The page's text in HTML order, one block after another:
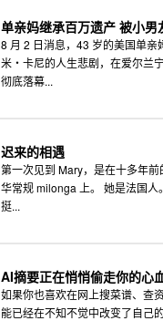
单亲妈继承百万遗产 被小男
8 月 2 日消息，43 岁的美国单亲
米・卡尼的人生悲剧，在爱尔兰
彻底落幕...
迟来的相遇
第一次见到 Mary，是在十多年前
华常规 milonga 上。 她是法国人
挺...
AI摘要正在悄悄偷走你的心
如果你也喜欢在网上搜菜谱、查
能已经在不知不觉中改变了自己